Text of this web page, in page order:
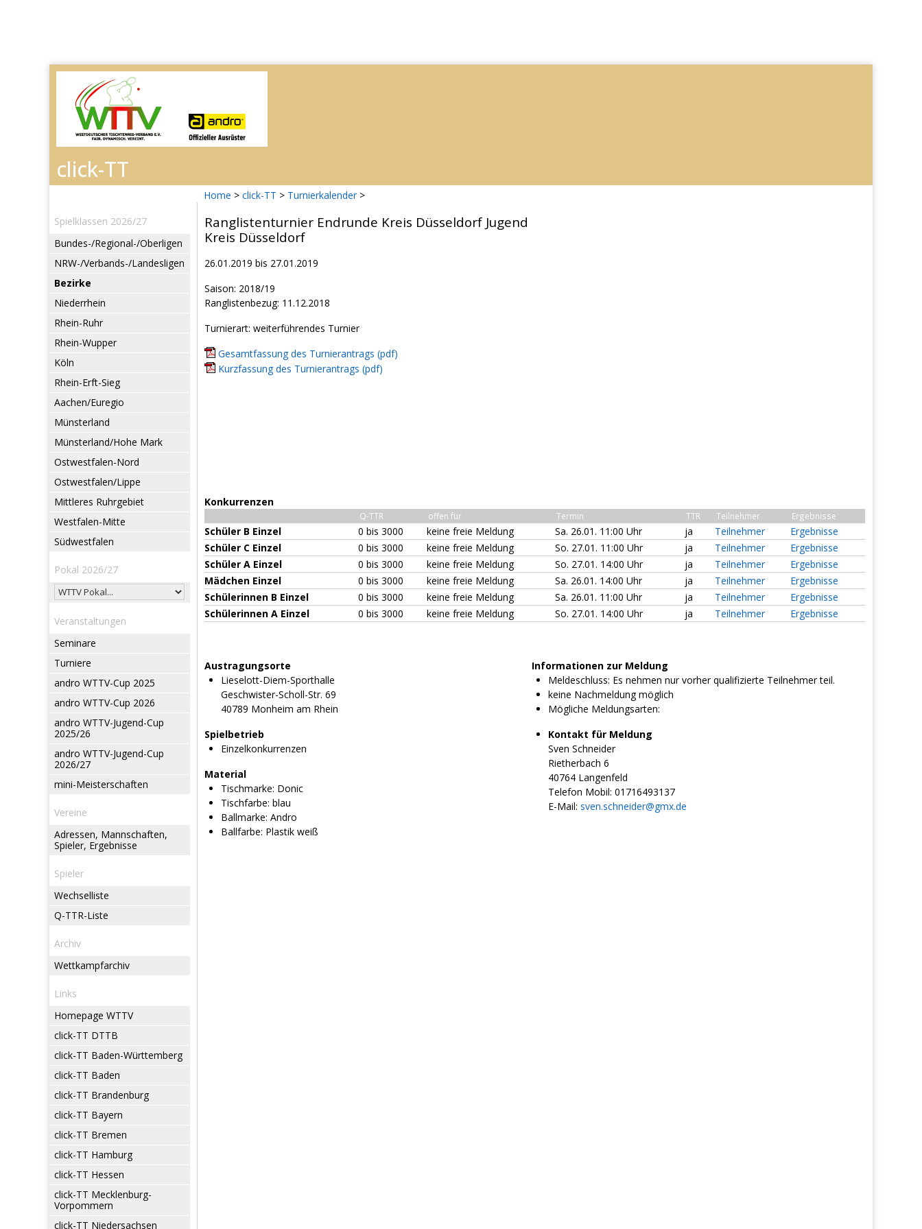
Home > click-TT > Turnierkalender >
Spielklassen 2026/27
Bundes-/Regional-/Oberligen
NRW-/Verbands-/Landesligen
Bezirke
Niederrhein
Rhein-Ruhr
Rhein-Wupper
Köln
Rhein-Erft-Sieg
Aachen/Euregio
Münsterland
Münsterland/Hohe Mark
Ostwestfalen-Nord
Ostwestfalen/Lippe
Mittleres Ruhrgebiet
Westfalen-Mitte
Südwestfalen
Pokal 2026/27
Veranstaltungen
Seminare
Turniere
andro WTTV-Cup 2025
andro WTTV-Cup 2026
andro WTTV-Jugend-Cup
2025/26
andro WTTV-Jugend-Cup
2026/27
mini-Meisterschaften
Vereine
Adressen, Mannschaften,
Spieler, Ergebnisse
Spieler
Wechselliste
Q-TTR-Liste
Archiv
Wettkampfarchiv
Links
Homepage WTTV
click-TT DTTB
click-TT Baden-Württemberg
click-TT Baden
click-TT Brandenburg
click-TT Bayern
click-TT Bremen
click-TT Hamburg
click-TT Hessen
click-TT Mecklenburg-
Vorpommern
click-TT Niedersachsen
Ranglistenturnier Endrunde Kreis Düsseldorf Jugend
Kreis Düsseldorf
26.01.2019 bis 27.01.2019
Saison: 2018/19
Ranglistenbezug: 11.12.2018
Turnierart: weiterführendes Turnier
Gesamtfassung des Turnierantrags (pdf)
Kurzfassung des Turnierantrags (pdf)
Konkurrenzen
Q-TTR offen für Termin TTR Teilnehmer Ergebnisse
Schüler B Einzel 0 bis 3000 keine freie Meldung Sa. 26.01. 11:00 Uhr ja Teilnehmer
Ergebnisse
Schüler C Einzel
0 bis 3000 keine freie Meldung So. 27.01. 11:00 Uhr ja Teilnehmer
Ergebnisse
Schüler A Einzel
0 bis 3000 keine freie Meldung So. 27.01. 14:00 Uhr ja Teilnehmer
Ergebnisse
Mädchen Einzel
0 bis 3000 keine freie Meldung Sa. 26.01. 14:00 Uhr ja Teilnehmer
Ergebnisse
Schülerinnen B Einzel
0 bis 3000 keine freie Meldung Sa. 26.01. 11:00 Uhr ja Teilnehmer
Ergebnisse
Schülerinnen A Einzel
0 bis 3000 keine freie Meldung So. 27.01. 14:00 Uhr ja Teilnehmer Ergebnisse
Austragungsorte
Lieselott-Diem-Sporthalle
Geschwister-Scholl-Str. 69
40789 Monheim am Rhein
Spielbetrieb
Einzelkonkurrenzen
Material
Tischmarke: Donic
Tischfarbe: blau
Ballmarke: Andro
Ballfarbe: Plastik weiß
Informationen zur Meldung
Meldeschluss: Es nehmen nur vorher qualifizierte Teilnehmer teil.
keine Nachmeldung möglich
Mögliche Meldungsarten:
Kontakt für Meldung
Sven Schneider
Rietherbach 6
40764 Langenfeld
Telefon Mobil: 01716493137
E-Mail: sven.schneider@gmx.de